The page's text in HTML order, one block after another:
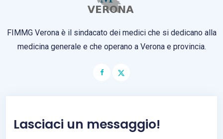
FIMMG Verona è il sindacato dei medici che si dedicano alla
medicina generale e che operano a Verona e provincia.
Lasciaci un messaggio!